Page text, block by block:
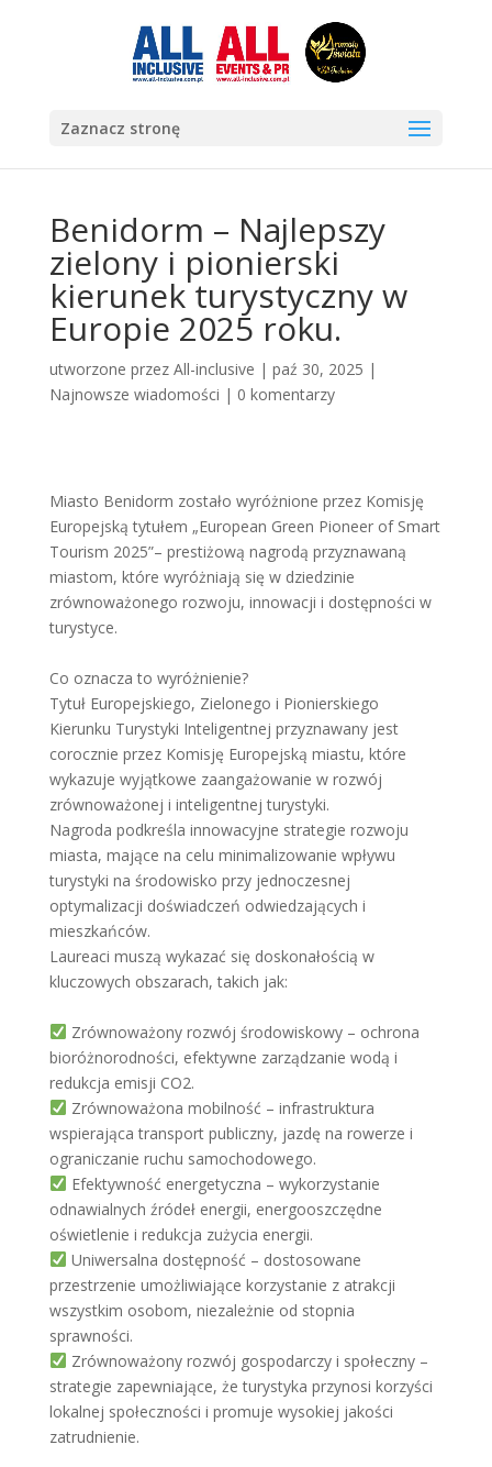
Zaznacz stronę
Benidorm – Najlepszy
zielony i pionierski
kierunek turystyczny w
Europie 2025 roku.
utworzone przez All-inclusive | paź 30, 2025 |
Najnowsze wiadomości | 0 komentarzy
Miasto Benidorm zostało wyróżnione przez Komisję
Europejską tytułem „European Green Pioneer of Smart
Tourism 2025”– prestiżową nagrodą przyznawaną
miastom, które wyróżniają się w dziedzinie
zrównoważonego rozwoju, innowacji i dostępności w
turystyce.
Co oznacza to wyróżnienie?
Tytuł Europejskiego, Zielonego i Pionierskiego
Kierunku Turystyki Inteligentnej przyznawany jest
corocznie przez Komisję Europejską miastu, które
wykazuje wyjątkowe zaangażowanie w rozwój
zrównoważonej i inteligentnej turystyki.
Nagroda podkreśla innowacyjne strategie rozwoju
miasta, mające na celu minimalizowanie wpływu
turystyki na środowisko przy jednoczesnej
optymalizacji doświadczeń odwiedzających i
mieszkańców.
Laureaci muszą wykazać się doskonałością w
kluczowych obszarach, takich jak:
Zrównoważony rozwój środowiskowy – ochrona
bioróżnorodności, efektywne zarządzanie wodą i
redukcja emisji CO2.
Zrównoważona mobilność – infrastruktura
wspierająca transport publiczny, jazdę na rowerze i
ograniczanie ruchu samochodowego.
Efektywność energetyczna – wykorzystanie
odnawialnych źródeł energii, energooszczędne
oświetlenie i redukcja zużycia energii.
Uniwersalna dostępność – dostosowane
przestrzenie umożliwiające korzystanie z atrakcji
wszystkim osobom, niezależnie od stopnia
sprawności.
Zrównoważony rozwój gospodarczy i społeczny –
strategie zapewniające, że turystyka przynosi korzyści
lokalnej społeczności i promuje wysokiej jakości
zatrudnienie.